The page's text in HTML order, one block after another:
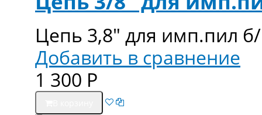
Цепь 3,8" для имп.пил
Добавить в сравнение
1 300 Р